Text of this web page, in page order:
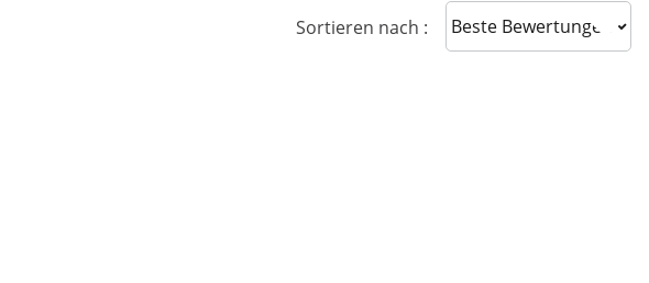
Sortieren nach : Sort reviews